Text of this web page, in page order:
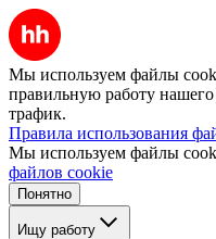
Мы используем файлы
правильную работу нашего
трафик.
Правила использования
Мы используем файлы
файлов cookie
Понятно
Ищу работу